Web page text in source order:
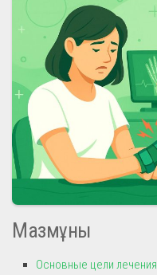
Мазмұны
Основные цели лечения